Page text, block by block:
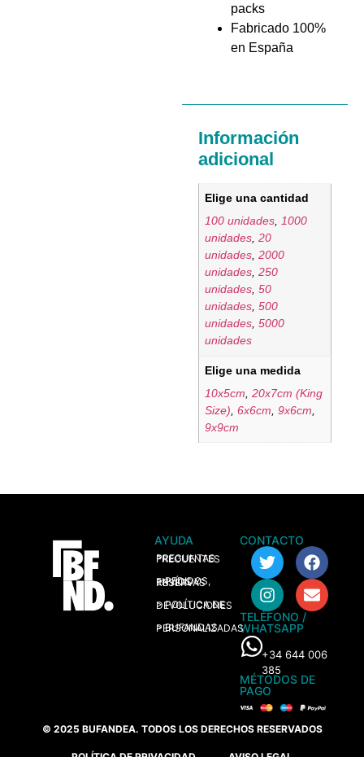
packs
Fabricado 100%
en España
Información
adicional
Elige una cantidad
100 unidades,1000
unidades,20
unidades,2000
unidades,250
unidades,50
unidades,500
unidades,5000
unidades
Elige una medida
10x5cm ,20x7cm (King
Size) ,6x6cm ,9x6cm
9x9cm
AYUDA
> PREGUNTAS FRECUENTES
> PEDIDOS, ENVÍOS Y RESERVAS
> POLÍTICA DE DEVOLUCIONES
> BUFANDAS PERSONALIZADAS
CONTACTO
TELÉFONO /
WHATSAPP
+34 644 006
385
MÉTODOS DE
PAGO
© 2025 BUFANDEA. TODOS LOS DERECHOS RESERVADOS